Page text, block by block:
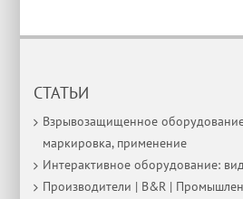
СТАТЬИ
Взрывозащищенное
маркировка, применение
Интерактивное оборудование:
Производители | B&R |